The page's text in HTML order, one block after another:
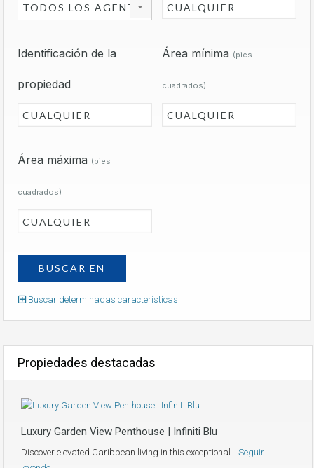
TODOS LOS AGENTES
Identificación de la
propiedad
Área mínima (pies
cuadrados)
Área máxima (pies
cuadrados)
Buscar determinadas características
Propiedades destacadas
Luxury Garden View Penthouse | Infiniti Blu
Discover elevated Caribbean living in this exceptional… Seguir